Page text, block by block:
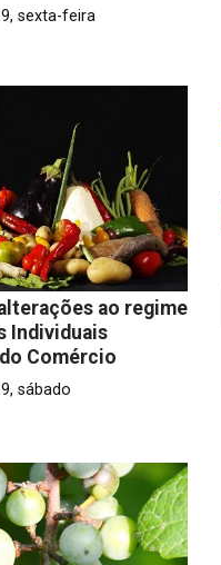
sexta-feira
ao regime
Individuais
Comércio
sábado